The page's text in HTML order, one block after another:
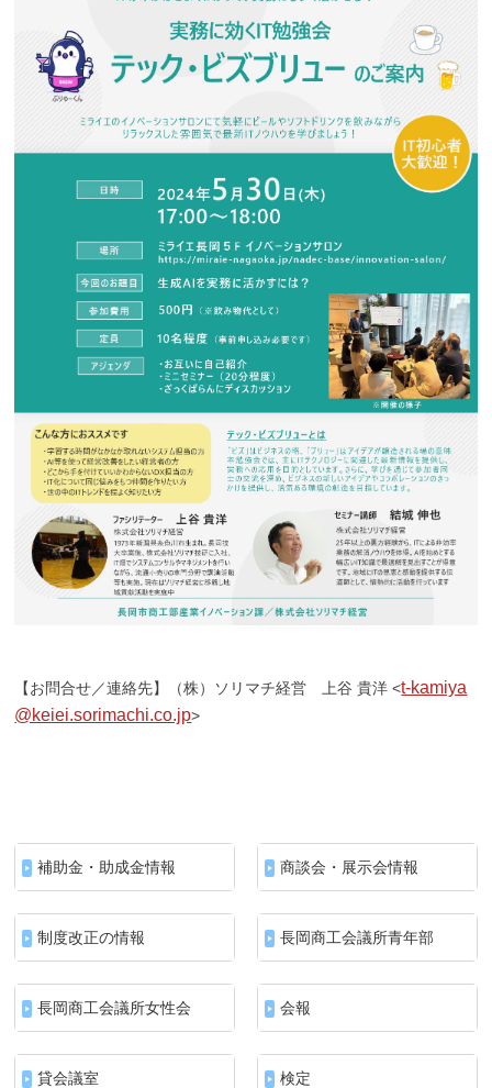
【お問合せ／連絡先】（株）ソリマチ経営 上谷 貴洋 <t-kamiya
@keiei.sorimachi.co.jp>
補助金・助成金情報 商談会・展示会情報
制度改正の情報 長岡商工会議所青年部
長岡商工会議所女性会 会報
貸会議室 検定